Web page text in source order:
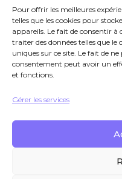
Pour offrir les meilleures
telles que les cookies pour
appareils. Le fait de consentir
traiter des données telles que
uniques sur ce site. Le fait de
consentement peut avoir un
et fonctions.
Gérer les services
la